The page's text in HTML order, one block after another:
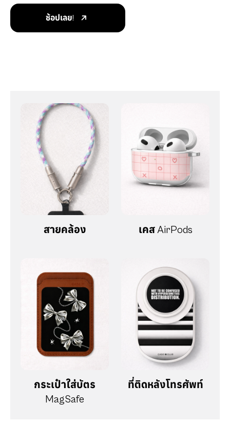
ช้อปเลย!
สายคล้อง เคส AirPods
กระเป๋าใส่บัตร
MagSafe
ที่ติดหลังโทรศัพท์